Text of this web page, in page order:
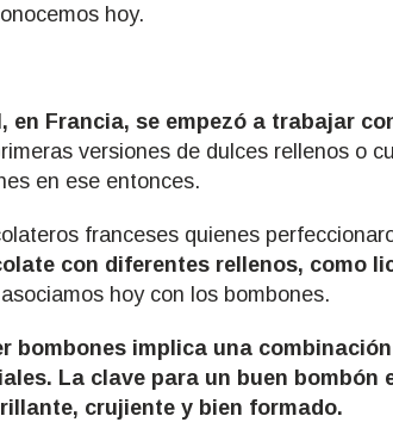
hoy.
en Francia, se empezó a trabajar
versiones de dulces rellenos o
en ese entonces.
franceses quienes
con diferentes rellenos, como
hoy con los bombones.
bombones implica una
La clave para un buen
crujiente y bien formado.